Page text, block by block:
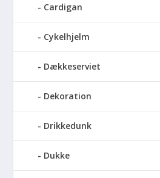
Cardigan
Cykelhjelm
Dækkeserviet
Dekoration
Drikkedunk
Dukke